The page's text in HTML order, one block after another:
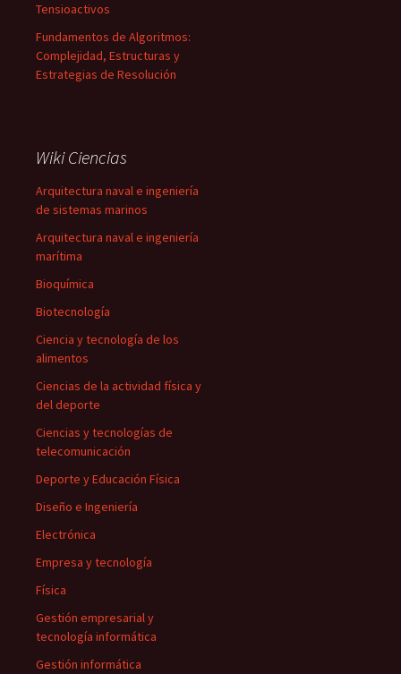
Tensioactivos
Fundamentos de Algoritmos:
Complejidad, Estructuras y
Estrategias de Resolución
Wiki Ciencias
Arquitectura naval e ingeniería
de sistemas marinos
Arquitectura naval e ingeniería
marítima
Bioquímica
Biotecnología
Ciencia y tecnología de los
alimentos
Ciencias de la actividad física y
del deporte
Ciencias y tecnologías de
telecomunicación
Deporte y Educación Física
Diseño e Ingeniería
Electrónica
Empresa y tecnología
Física
Gestión empresarial y
tecnología informática
Gestión informática